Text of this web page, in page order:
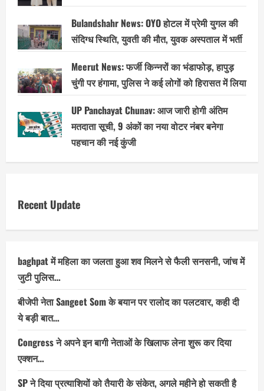
Bulandshahr News: OYO होटल में प्रेमी युगल की
संदिग्ध स्थिति, युवती की मौत, युवक अस्पताल में भर्ती
Meerut News: फर्जी किन्नरों का भंडाफोड़, हापुड़
चुंगी पर हंगामा, पुलिस ने कई लोगों को हिरासत में लिया
UP Panchayat Chunav: आज जारी होगी अंतिम
मतदाता सूची, 9 अंकों का नया वोटर नंबर बनेगा
पहचान की नई कुंजी
Recent Update
baghpat में महिला का जलता हुआ शव मिलने से फैली सनसनी, जांच में
जुटी पुलिस…
बीजेपी नेता Sangeet Som के बयान पर रालोद का पलटवार, कही दी
ये बड़ी बात…
Congress ने अपने इन बागी नेताओं के खिलाफ लेना शुरू कर दिया
एक्शन…
SP ने दिया प्रत्याशियों को तैयारी के संकेत, अगले महीने हो सकती है